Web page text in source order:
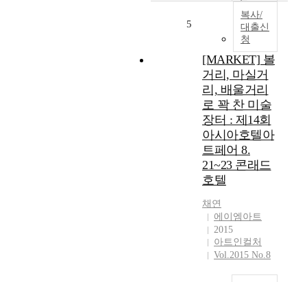
복사/
대출신
청
5
[MARKET] 볼
거리, 마실거
리, 배울거리
로 꽉 찬 미술
장터 : 제14회
아시아호텔아
트페어 8.
21~23 콘래드
호텔
채연
에이엠아트
2015
아트인컬처
Vol.2015 No.8